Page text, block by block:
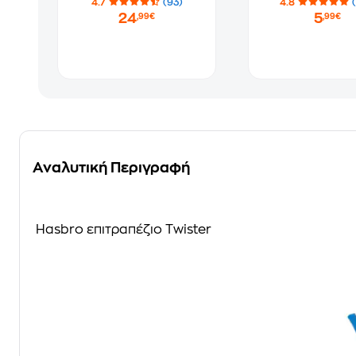
4.7 (93)
24,99€
4.8
5,99€
Αναλυτική Περιγραφή
Hasbro επιτραπέζιο Twister